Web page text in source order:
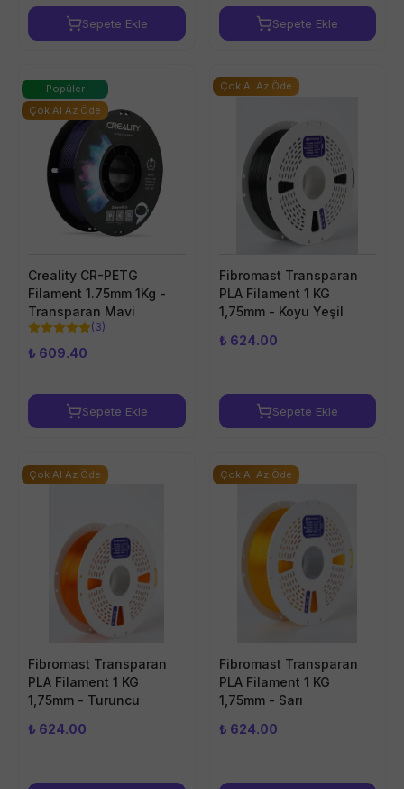
Sepete Ekle Sepete Ekle
Creality CR-PETG
Filament 1.75mm 1Kg -
Transparan Mavi
(3)
Popüler
Çok Al Az Öde
₺ 609.40
Sepete Ekle
Fibromast Transparan
PLA Filament 1 KG
1,75mm - Koyu Yeşil
Çok Al Az Öde
₺ 624.00
Sepete Ekle
Fibromast Transparan
PLA Filament 1 KG
1,75mm - Turuncu
Çok Al Az Öde
₺ 624.00
Fibromast Transparan
PLA Filament 1 KG
1,75mm - Sarı
Çok Al Az Öde
₺ 624.00